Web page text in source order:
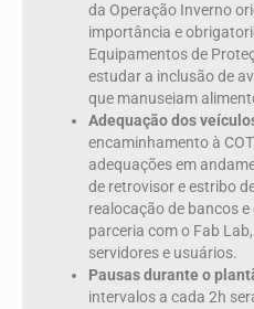
da Operação Inverno
importância e
Equipamentos de
estudar a inclusão de
que manuseiam
Adequação dos
encaminhamento à
adequações em
de retrovisor e estribo
realocação de bancos
parceria com o Fab
servidores e usuários.
Pausas durante o
intervalos a cada 2h